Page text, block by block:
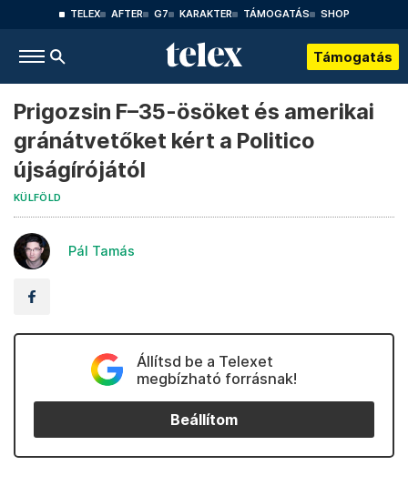
TELEX AFTER G7 KARAKTER TÁMOGATÁS SHOP
Támogatás
Prigozsin F–35-ösöket és amerikai
gránátvetőket kért a Politico
újságírójától
KÜLFÖLD
Pál Tamás
Állítsd be a Telexet
megbízható forrásnak!
Beállítom